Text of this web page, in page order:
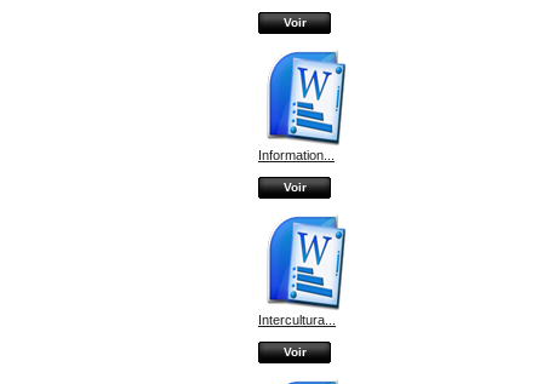
Voir
Information...
Voir
Intercultura...
Voir